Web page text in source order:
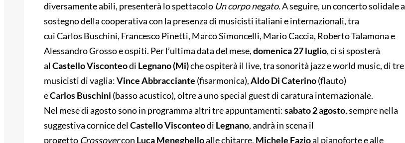
diversamente abili, presenterà lo spettacolo Un corpo negato. A seguire, un concerto solidale a
sostegno della cooperativa con la presenza di musicisti italiani e internazionali, tra
cui Carlos Buschini, Francesco Pinetti, Marco Simoncelli, Mario Caccia, Roberto Talamona e
Alessandro Grosso e ospiti. Per l’ultima data del mese,domenica 27 luglio, ci si sposterà
alCastello Visconteodi Legnano (Mi)che ospiterà il live, tra sonorità jazz e world music, di tre
musicisti di vaglia:Vince Abbracciante (fisarmonica),Aldo Di Caterino(flauto)
eCarlosBuschini (basso acustico), oltre a uno special guest di caratura internazionale.
Nel mese di agosto sono in programma altri tre appuntamenti:sabato 2 agosto, sempre nella
suggestiva cornice delCastello Visconteodi Legnano, andrà in scena il
progetto Crossovercon Luca Meneghelloalle chitarre, Michele Fazioal pianoforte e alle